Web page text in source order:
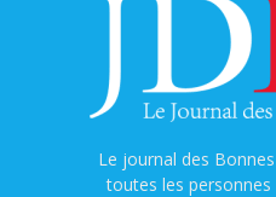
Le journal des
toutes les personnes